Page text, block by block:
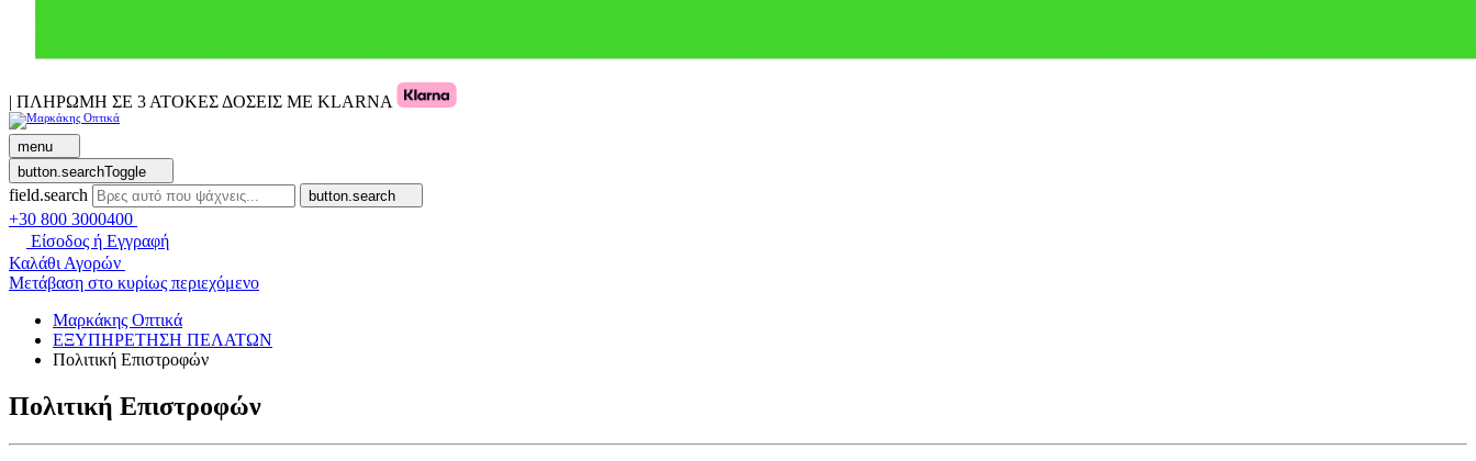
| ΠΛΗΡΩΜΗ ΣΕ 3 ΑΤΟΚΕΣ ΔΟΣΕΙΣ ΜΕ KLARNA
menu
button.searchToggle
field.search button.search
+30 800 3000400
Είσοδος ή Εγγραφή
Καλάθι Αγορών
Μετάβαση στο κυρίως περιεχόμενο
Μαρκάκης Οπτικά
ΕΞΥΠΗΡΕΤΗΣΗ ΠΕΛΑΤΩΝ
Πολιτική Επιστροφών
Πολιτική Επιστροφών